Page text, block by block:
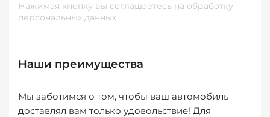
Нажимая кнопку вы соглашаетесь на обработку
персональных данных
Наши преимущества
Мы заботимся о том, чтобы ваш автомобиль
доставлял вам только удовольствие! Для